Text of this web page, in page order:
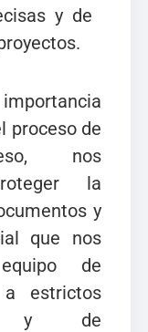
y de
proceso de
nos
la
y
que nos
de
estrictos
y de